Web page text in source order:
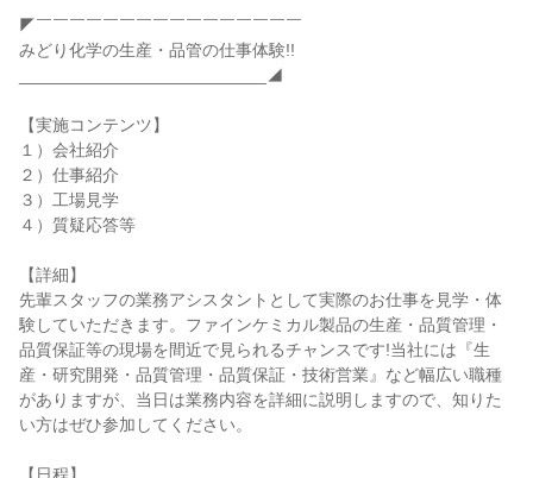
◤￣￣￣￣￣￣￣￣￣￣￣￣￣￣￣￣
みどり化学の生産・品管の仕事体験!!
__________________________◢
【実施コンテンツ】
１）会社紹介
２）仕事紹介
３）工場見学
４）質疑応答等
【詳細】
先輩スタッフの業務アシスタントとして実際のお仕事を見学・体
験していただきます。ファインケミカル製品の生産・品質管理・
品質保証等の現場を間近で見られるチャンスです!当社には『生
産・研究開発・品質管理・品質保証・技術営業』など幅広い職種
がありますが、当日は業務内容を詳細に説明しますので、知りた
い方はぜひ参加してください。